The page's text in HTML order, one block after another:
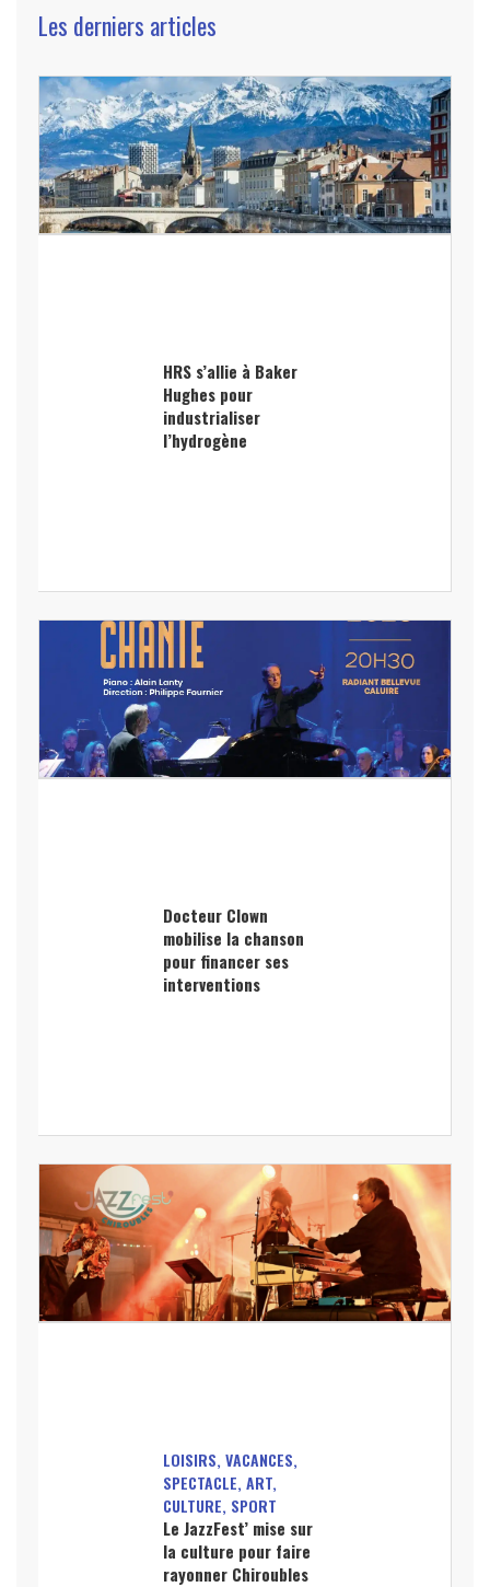
Les derniers articles
HRS s’allie à Baker
Hughes pour
industrialiser
l’hydrogène
Docteur Clown
mobilise la chanson
pour financer ses
interventions
LOISIRS, VACANCES,
SPECTACLE, ART,
CULTURE, SPORT
Le JazzFest’ mise sur
la culture pour faire
rayonner Chiroubles